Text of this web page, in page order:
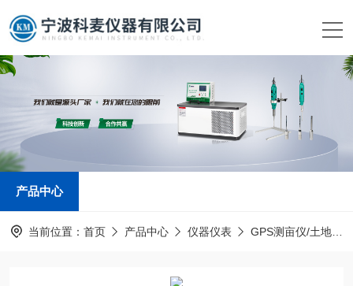
产品中心
当前位置： 首页 产品中心 仪器仪表 GPS测亩仪/土地面积测量仪